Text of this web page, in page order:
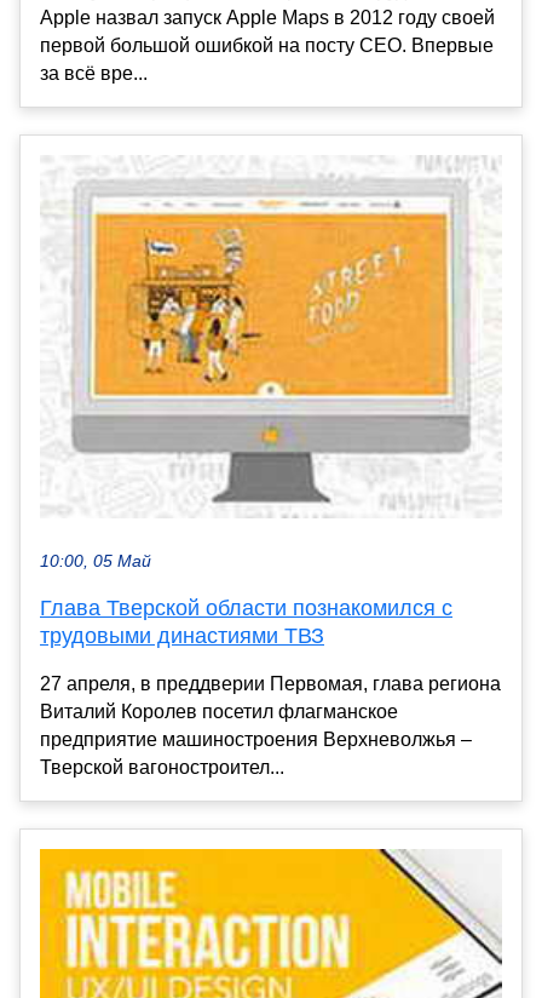
Apple назвал запуск Apple Maps в 2012 году своей
первой большой ошибкой на посту CEO. Впервые
за всё вре...
10:00, 05 Май
Глава Тверской области познакомился с
трудовыми династиями ТВЗ
27 апреля, в преддверии Первомая, глава региона
Виталий Королев посетил флагманское
предприятие машиностроения Верхневолжья –
Тверской вагоностроител...